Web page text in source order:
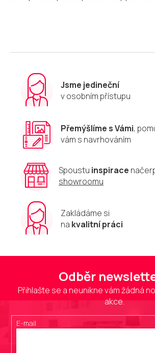
Jsme jedineční
v osobním přístupu
Přemýšlíme s Vámi,
vám s navrhováním
Spoustu inspirace
showroomu
Zakládáme si
na kvalitní práci
Odběr
Přihlašte se a neunikne vám žádná
akce.
E-mail